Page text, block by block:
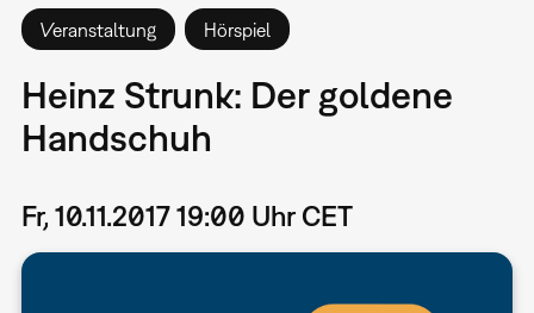
Veranstaltung Hörspiel
Heinz Strunk: Der goldene
Handschuh
Fr, 10.11.2017 19:00 Uhr CET